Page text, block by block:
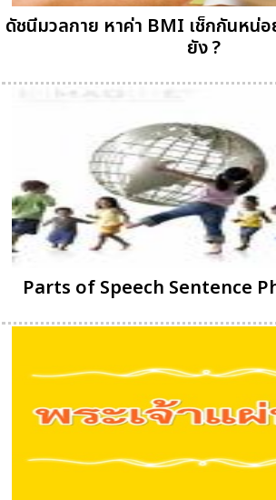
ดัชนีมวลกาย หาค่า BMI เช็กกันหน่
ยัง ?
Parts of Speech Sentence